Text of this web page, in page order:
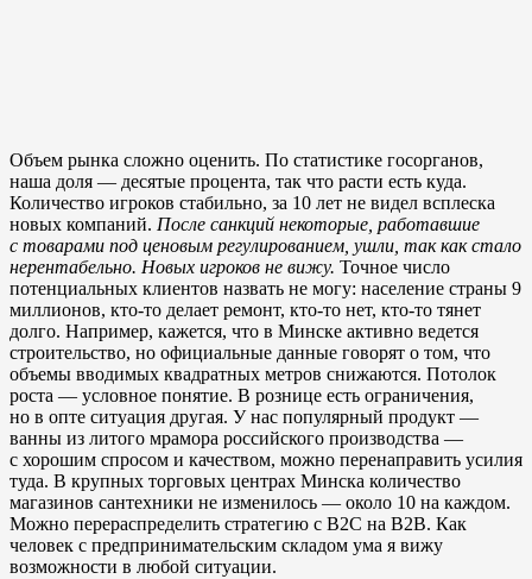
Объем рынка сложно оценить. По статистике госорганов,
наша доля — десятые процента, так что расти есть куда.
Количество игроков стабильно, за 10 лет не видел всплеска
новых компаний. После санкций некоторые, работавшие
с товарами под ценовым регулированием, ушли, так как стало
нерентабельно. Новых игроков не вижу. Точное число
потенциальных клиентов назвать не могу: население страны 9
миллионов, кто-то делает ремонт, кто-то нет, кто-то тянет
долго. Например, кажется, что в Минске активно ведется
строительство, но официальные данные говорят о том, что
объемы вводимых квадратных метров снижаются. Потолок
роста — условное понятие. В рознице есть ограничения,
но в опте ситуация другая. У нас популярный продукт —
ванны из литого мрамора российского производства —
с хорошим спросом и качеством, можно перенаправить усилия
туда. В крупных торговых центрах Минска количество
магазинов сантехники не изменилось — около 10 на каждом.
Можно перераспределить стратегию с B2C на B2B. Как
человек с предпринимательским складом ума я вижу
возможности в любой ситуации.